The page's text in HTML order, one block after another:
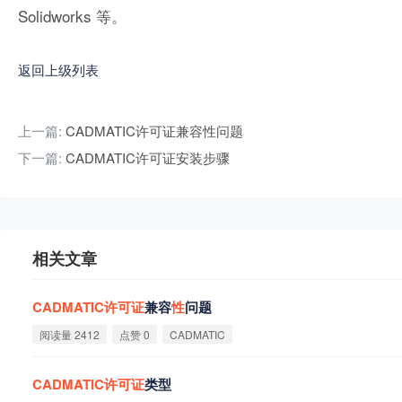
Solidworks 等。
返回上级列表
上一篇: CADMATIC许可证兼容性问题
下一篇: CADMATIC许可证安装步骤
相关文章
CADMATIC许可证兼容性问题
阅读量 2412 点赞 0 CADMATIC
CADMATIC许可证类型